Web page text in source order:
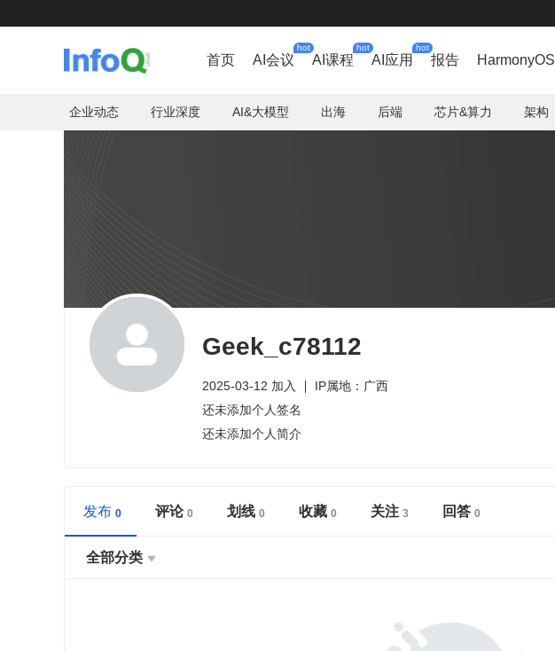
首页 AI会议
hot
AI课程
hot
AI应用
hot
报告 HarmonyOS
企业动态 行业深度 AI&大模型 出海 后端 芯片&算力 架构
Geek_c78112
2025-03-12 加入
IP属地：广西
还未添加个人签名
还未添加个人简介
发布 评论 划线 收藏 关注 回答
全部分类 